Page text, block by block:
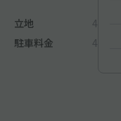
立地
4
駐車料金 4